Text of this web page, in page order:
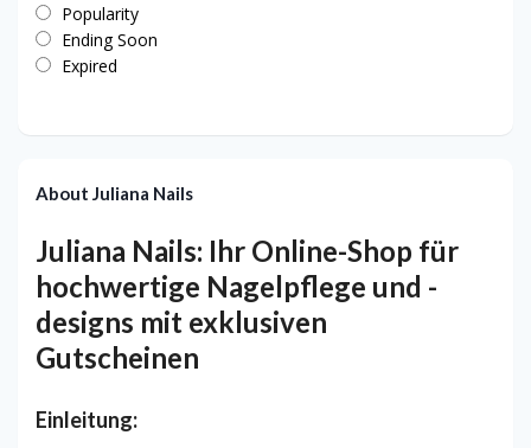
Popularity
Ending Soon
Expired
About Juliana Nails
Juliana Nails: Ihr Online-Shop für
hochwertige Nagelpflege und -
designs mit exklusiven
Gutscheinen
Einleitung: